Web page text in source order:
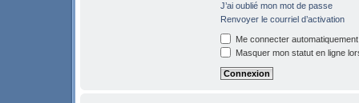
J’ai oublié mon mot de passe
Renvoyer le courriel d’activation
Me connecter
Masquer mon statut en ligne